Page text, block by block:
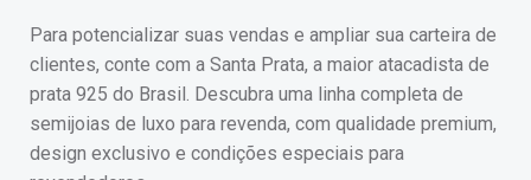
Para potencializar suas vendas e ampliar sua carteira de
clientes, conte com a Santa Prata, a maior atacadista de
prata 925 do Brasil. Descubra uma linha completa de
semijoias de luxo para revenda, com qualidade premium,
design exclusivo e condições especiais para